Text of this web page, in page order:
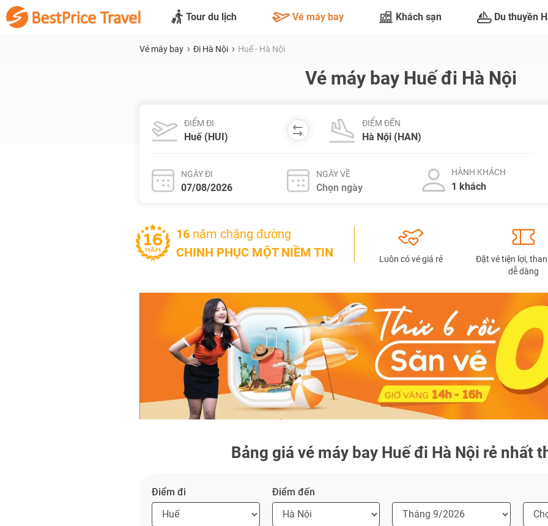
Tour du lịch Vé máy bay Khách sạn Du thuyền
Vé máy bay Đi Hà Nội Huế - Hà Nội
Vé máy bay Huế đi Hà Nội
ĐIỂM ĐI ĐIỂM ĐẾN
NGÀY ĐI NGÀY VỀ HÀNH KHÁCH
16 năm chặng đường
CHINH PHỤC MỘT NIỀM TIN
Luôn có vé giá rẻ
Đặt vé tiện lợi,
dễ dàng
Bảng giá vé máy bay Huế đi Hà Nội rẻ nhất
Điểm đi Điểm đến
TƯ VẤN NGAY
TƯ VẤN NGAY
TƯ VẤN NGAY
TƯ VẤN NGAY
NHẬN ƯU ĐÃI NGAY
TƯ VẤN NGAY